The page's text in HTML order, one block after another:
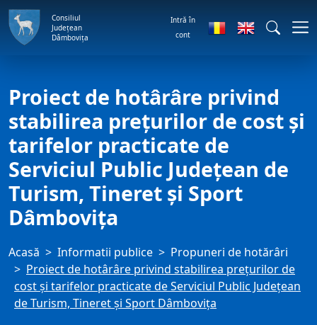
Consiliul
Județean
Dâmbovița
Intră în
cont
Proiect de hotârâre privind
stabilirea preţurilor de cost şi
tarifelor practicate de
Serviciul Public Judeţean de
Turism, Tineret şi Sport
Dâmboviţa
Acasă Informatii publice
Propuneri de hotărâri
Proiect de hotârâre privind stabilirea preţurilor de
cost şi tarifelor practicate de Serviciul Public Judeţean
de Turism, Tineret şi Sport Dâmboviţa